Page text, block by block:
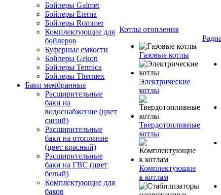
Бойлеры Galmet
Бойлеры Eterna
Бойлеры Rommer
Комплектующие для
бойлеров
Буферные емкости
Бойлеры Gekon
Бойлеры Termica
Бойлеры Thermex
Баки мембранные
Расширительные
баки на
водоснабжение (цвет
синий)
Расширительные
баки на отопление
(цвет красный)
Расширительные
баки на ГВС (цвет
белый)
Комплектующие для
баков
Котлы отопления
Газовые котлы
Электрические
котлы
Твердотопливные
котлы
Комплектующие
к котлам